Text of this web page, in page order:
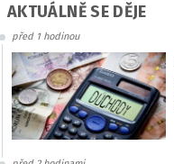
AKTUÁLNĚ SE DĚJE
před 1 hodinou